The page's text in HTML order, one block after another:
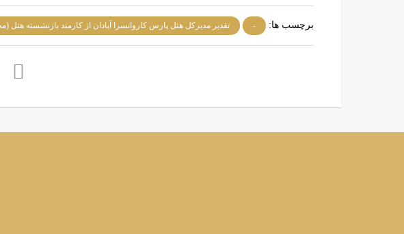
برچسب ها: - تقدیر مدیرکل هتل پارس کاروانسرا آبادان از کارمند بازنشسته هتل